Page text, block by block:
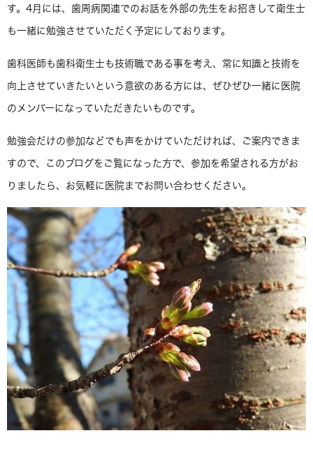
す。4月には、歯周病関連でのお話を外部の先生をお招きして衛生士
も一緒に勉強させていただく予定にしております。
歯科医師も歯科衛生士も技術職である事を考え、常に知識と技術を
向上させていきたいという意欲のある方には、ぜひぜひ一緒に医院
のメンバーになっていただきたいものです。
勉強会だけの参加などでも声をかけていただければ、ご案内できま
すので、このブログをご覧になった方で、参加を希望される方がお
りましたら、お気軽に医院までお問い合わせください。